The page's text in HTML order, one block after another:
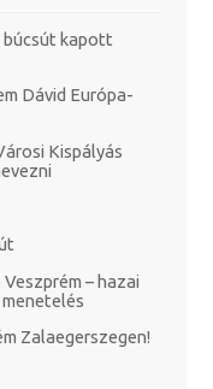
búcsút kapott
Dávid Európa-
Kispályás
– hazai
Zalaegerszegen!